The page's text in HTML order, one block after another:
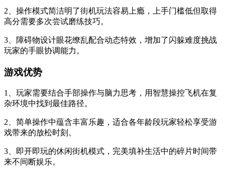
2、操作模式简洁明了街机玩法容易上瘾，上手门槛低但取得
高分需要多次尝试磨练技巧。
3、障碍物设计眼花缭乱配合动态特效，增加了闪躲难度挑战
玩家的手眼协调能力。
游戏优势
1、玩家需要结合手部操作与脑力思考，用智慧操控飞机在复
杂环境中找到最佳路径。
2、简单操作中蕴含丰富乐趣，适合各年龄段玩家轻松享受游
戏带来的放松时刻。
3、即开即玩的休闲街机模式，完美填补生活中的碎片时间带
来不间断娱乐。